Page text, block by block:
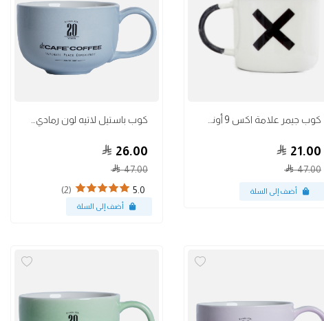
21.00
47.00
26.00
47.00
5.0
(2)